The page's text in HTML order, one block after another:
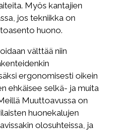
Myös kantajien
jos tekniikka on
huono.
välttää niin
ergonomisesti oikein
ehkäisee selkä- ja muita
Muuttoavussa on
huonekalujen
olosuhteissa, ja